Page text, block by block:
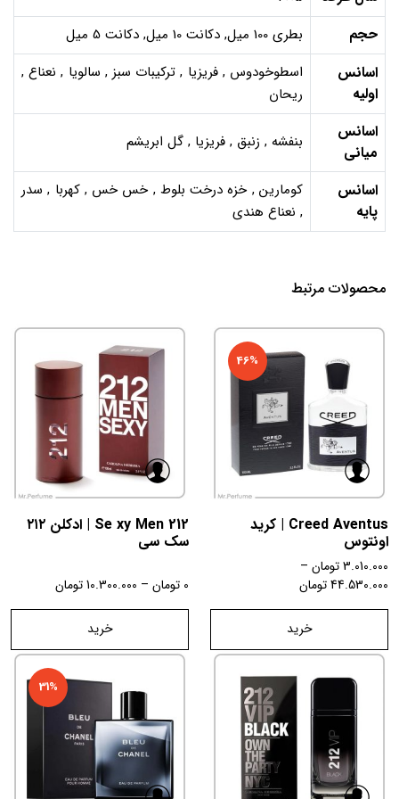
حجم بطری 100 میل, دکانت 10 میل, دکانت 5 میل
اسانس
اولیه
اسطوخودوس , فریزیا , ترکیبات سبز , سالویا , نعناع ,
ریحان
اسانس
میانی
بنفشه , زنبق , فریزیا , گل ابریشم
اسانس
پایه
کومارین , خزه درخت بلوط , خس خس , کهربا , سدر
, نعناع هندی
محصولات مرتبط
46%
Creed Aventus | کرید
اونتوس
3.010.000تومان –
44.530.000تومان
خرید
212 Se xy Men | ادکلن ۲۱۲
سک سی
0 تومان –
10.300.000تومان
خرید
31%